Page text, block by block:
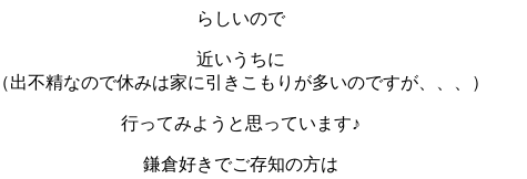
らしいので
近いうちに
（出不精なので休みは家に引きこもりが多いのですが、、、）
行ってみようと思っています♪
鎌倉好きでご存知の方は